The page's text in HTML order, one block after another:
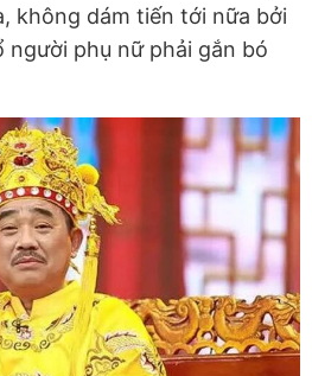
không dám tiến tới nữa bởi
người phụ nữ phải gắn bó